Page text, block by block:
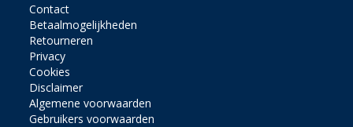
Contact
Betaalmogelijkheden
Retourneren
Privacy
Cookies
Disclaimer
Algemene voorwaarden
Gebruikers voorwaarden